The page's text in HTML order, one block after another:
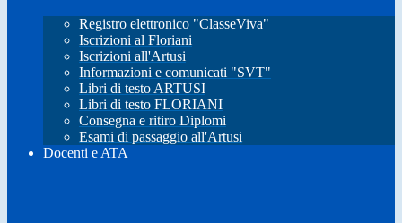
Registro elettronico "ClasseViva"
Iscrizioni al Floriani
Iscrizioni all'Artusi
Informazioni e comunicati "SVT"
Libri di testo ARTUSI
Libri di testo FLORIANI
Consegna e ritiro Diplomi
Esami di passaggio all'Artusi
Docenti e ATA